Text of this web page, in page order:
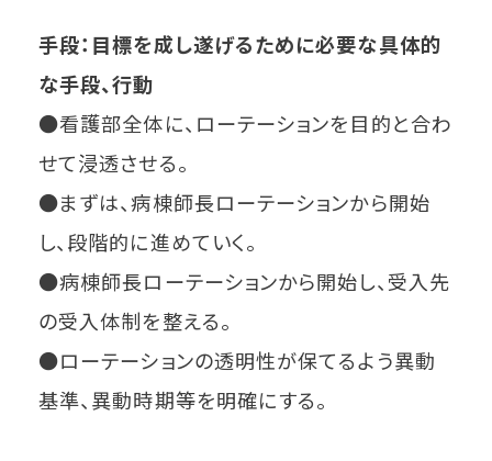
手段：目標を成し遂げるために必要な具体的
な手段、行動
●看護部全体に、ローテーションを目的と合わ
せて浸透させる。
●まずは、病棟師長ローテーションから開始
し、段階的に進めていく。
●病棟師長ローテーションから開始し、受入先
の受入体制を整える。
●ローテーションの透明性が保てるよう異動
基準、異動時期等を明確にする。